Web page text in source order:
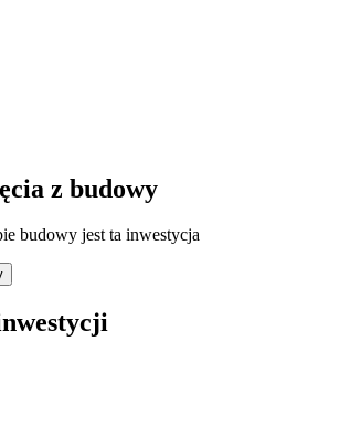
z budowy
budowy jest ta inwestycja